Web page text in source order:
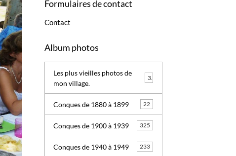
Formulaires de contact
Contact
Album photos
Les plus vieilles photos de
mon village.
3
Conques de 1880 à 1899 22
Conques de 1900 à 1939 325
Conques de 1940 à 1949 233